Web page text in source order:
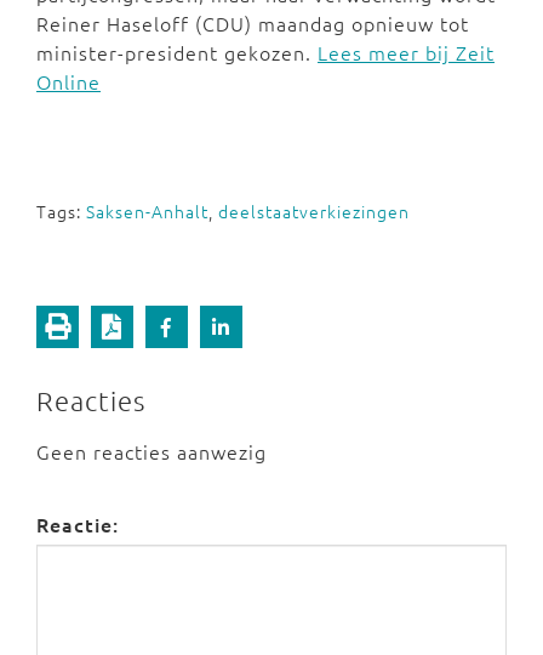
Reiner Haseloff (CDU) maandag opnieuw tot
minister-president gekozen. Lees meer bij Zeit
Online
Tags: Saksen-Anhalt, deelstaatverkiezingen
Reacties
Geen reacties aanwezig
Reactie: